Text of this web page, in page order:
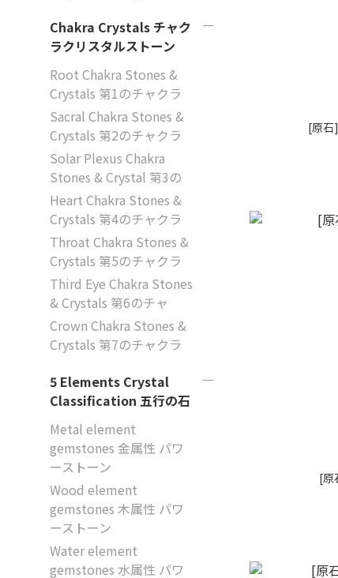
Chakra Crystals チャク
ラクリスタルストーン
Root Chakra Stones &
Crystals 第1のチャクラ
Sacral Chakra Stones &
Crystals 第2のチャクラ
Solar Plexus Chakra
Stones & Crystal 第3の
Heart Chakra Stones &
Crystals 第4のチャクラ
Throat Chakra Stones &
Crystals 第5のチャクラ
Third Eye Chakra Stones
& Crystals 第6のチャ
Crown Chakra Stones &
Crystals 第7のチャクラ
5 Elements Crystal
Classification 五行の石
Metal element
gemstones 金属性 パワ
ーストーン
Wood element
gemstones 木属性 パワ
ーストーン
Water element
gemstones 水属性 パワ
[原石
[原